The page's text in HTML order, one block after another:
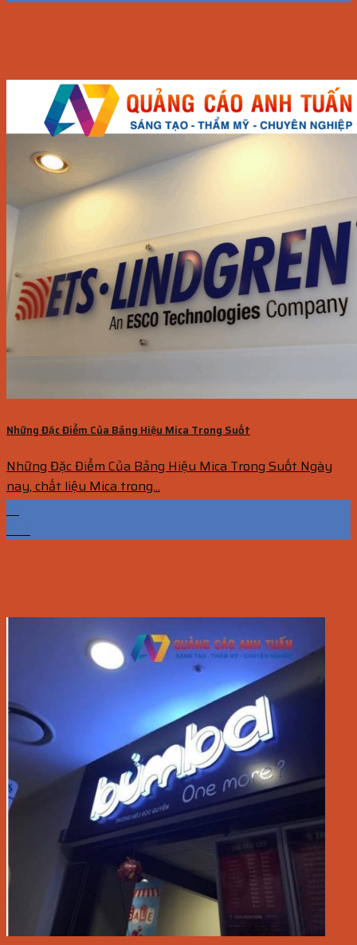
Những Đặc Điểm Của Bảng Hiệu Mica Trong Suốt
Những Đặc Điểm Của Bảng Hiệu Mica Trong Suốt Ngày
nay, chất liệu Mica trong...